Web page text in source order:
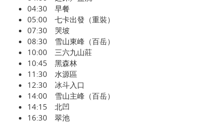
04:30 早餐
05:00 七卡出發（重裝）
07:30 哭坡
08:30 雪山東峰（百岳）
10:00 三六九山莊
10:45 黑森林
11:30 水源區
12:30 冰斗入口
14:00 雪山主峰（百岳）
14:15 北凹
16:30 翠池